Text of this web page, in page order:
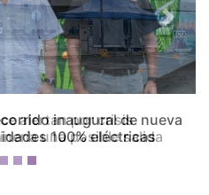
alertan por crisis
una posible salida
Next